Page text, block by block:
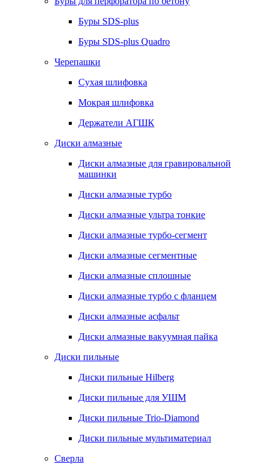
Буры SDS-plus
Буры SDS-plus Quadro
Черепашки
Сухая шлифовка
Мокрая шлифовка
Держатели АГШК
Диски алмазные
Диски алмазные для гравировальной
машинки
Диски алмазные турбо
Диски алмазные ультра тонкие
Диски алмазные турбо-сегмент
Диски алмазные сегментные
Диски алмазные сплошные
Диски алмазные турбо с фланцем
Диски алмазные асфальт
Диски алмазные вакуумная пайка
Диски пильные
Диски пильные Hilberg
Диски пильные для УШМ
Диски пильные Trio-Diamond
Диски пильные мультиматериал
Сверла